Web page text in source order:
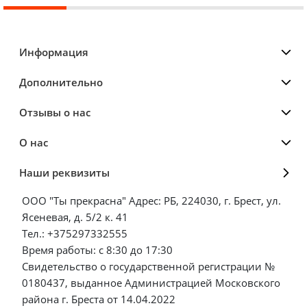
Информация
Дополнительно
Отзывы о нас
О нас
Наши реквизиты
ООО "Ты прекрасна" Адрес: РБ, 224030, г. Брест, ул.
Ясеневая, д. 5/2 к. 41
Тел.: +375297332555
Время работы: с 8:30 до 17:30
Свидетельство о государственной регистрации №
0180437, выданное Администрацией Московского
района г. Бреста от 14.04.2022